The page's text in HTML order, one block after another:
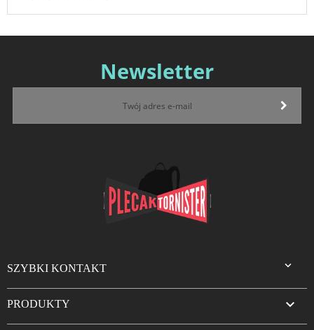
Newsletter
SZYBKI KONTAKT 
PRODUKTY 